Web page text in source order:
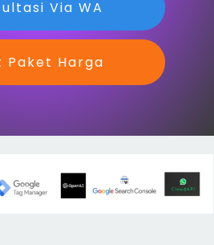
Via WA
Paket Harga